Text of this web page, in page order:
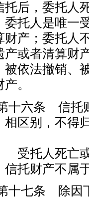
托后，委托人
委托人是唯一
财产；委托人
产或者清算财
被依法撤销、
。
十六条 信托
相区别，不得
人死亡或者
信托财产不属
十七条 除因